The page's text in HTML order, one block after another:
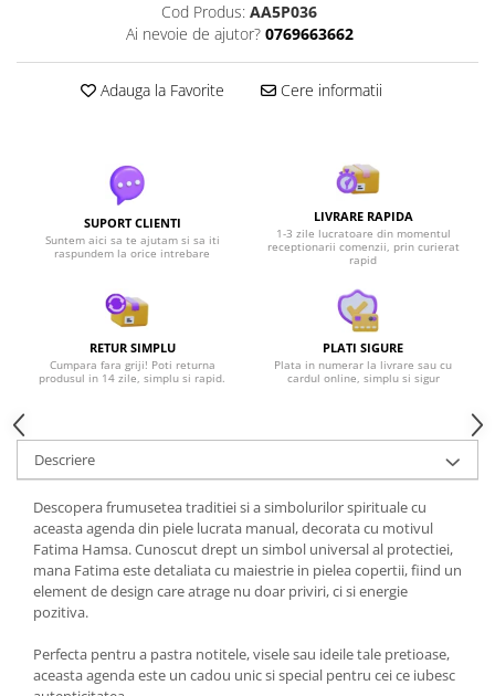
Cod Produs: AA5P036
Ai nevoie de ajutor? 0769663662
Adauga la Favorite Cere informatii
SUPORT CLIENTI
Suntem aici sa te ajutam si sa iti
raspundem la orice intrebare
LIVRARE RAPIDA
1-3 zile lucratoare din momentul
receptionarii comenzii, prin curierat
rapid
RETUR SIMPLU
Cumpara fara griji! Poti returna
produsul in 14 zile, simplu si rapid.
PLATI SIGURE
Plata in numerar la livrare sau cu
cardul online, simplu si sigur
Descriere
Descopera frumusetea traditiei si a simbolurilor spirituale cu
aceasta agenda din piele lucrata manual, decorata cu motivul
Fatima Hamsa. Cunoscut drept un simbol universal al protectiei,
mana Fatima este detaliata cu maiestrie in pielea copertii, fiind un
element de design care atrage nu doar priviri, ci si energie
pozitiva.
Perfecta pentru a pastra notitele, visele sau ideile tale pretioase,
aceasta agenda este un cadou unic si special pentru cei ce iubesc